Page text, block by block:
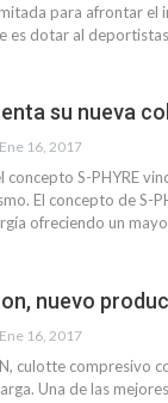
para afrontar
es dotar al
su nueva
Ene 16, 2017
concepto S-PHYRE
El concepto de S-
ofreciendo un
nuevo
Ene 16, 2017
culotte compresivo
Una de las